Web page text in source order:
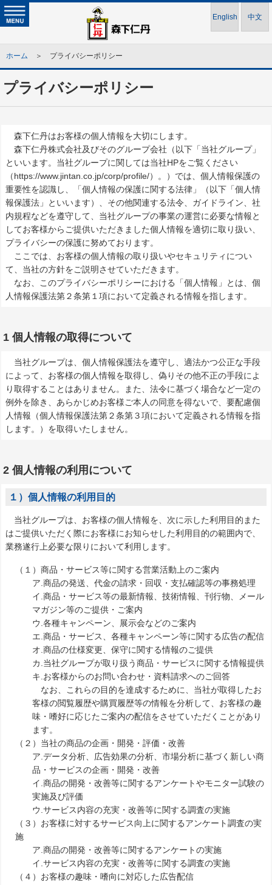
English 中文
ホーム ＞ プライバシーポリシー
プライバシーポリシー
森下仁丹はお客様の個人情報を大切にします。
森下仁丹株式会社及びそのグループ会社（以下「当社グループ」
といいます。当社グループに関しては当社HPをご覧ください
（https://www.jintan.co.jp/corp/profile/）。）では、個人情報保護の
重要性を認識し、「個人情報の保護に関する法律」（以下「個人情
報保護法」といいます）、その他関連する法令、ガイドライン、社
内規程などを遵守して、当社グループの事業の運営に必要な情報と
してお客様からご提供いただきました個人情報を適切に取り扱い、
プライバシーの保護に努めております。
ここでは、お客様の個人情報の取り扱いやセキュリティについ
て、当社の方針をご説明させていただきます。
なお、このプライバシーポリシーにおける「個人情報」とは、個
人情報保護法第２条第１項において定義される情報を指します。
1 個人情報の取得について
当社グループは、個人情報保護法を遵守し、適法かつ公正な手段
によって、お客様の個人情報を取得し、偽りその他不正の手段によ
り取得することはありません。また、法令に基づく場合など一定の
例外を除き、あらかじめお客様ご本人の同意を得ないで、要配慮個
人情報（個人情報保護法第２条第３項において定義される情報を指
します。）を取得いたしません。
2 個人情報の利用について
１）個人情報の利用目的
当社グループは、お客様の個人情報を、次に示した利用目的また
はご提供いただく際にお客様にお知らせした利用目的の範囲内で、
業務遂行上必要な限りにおいて利用します。
（１）商品・サービス等に関する営業活動上のご案内
ア.商品の発送、代金の請求・回収・支払確認等の事務処理
イ.商品・サービス等の最新情報、技術情報、刊行物、メール
マガジン等のご提供・ご案内
ウ.各種キャンペーン、展示会などのご案内
エ.商品・サービス、各種キャンペーン等に関する広告の配信
オ.商品の仕様変更、保守に関する情報のご提供
カ.当社グループが取り扱う商品・サービスに関する情報提供
キ.お客様からのお問い合わせ・資料請求へのご回答
なお、これらの目的を達成するために、当社が取得したお
客様の閲覧履歴や購買履歴等の情報を分析して、お客様の趣
味・嗜好に応じたご案内の配信をさせていただくことがあり
ます。
（２）当社の商品の企画・開発・評価・改善
ア.データ分析、広告効果の分析、市場分析に基づく新しい商
品・サービスの企画・開発・改善
イ.商品の開発・改善等に関するアンケートやモニター試験の
実施及び評価
ウ.サービス内容の充実・改善等に関する調査の実施
（３）お客様に対するサービス向上に関するアンケート調査の実
施
ア.商品の開発・改善等に関するアンケートの実施
イ.サービス内容の充実・改善等に関する調査の実施
（４）お客様の趣味・嗜向に対応した広告配信